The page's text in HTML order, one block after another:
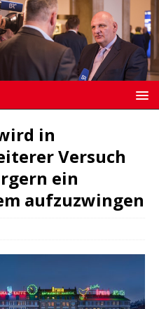
in
Versuch
ein
aufzuzwingen